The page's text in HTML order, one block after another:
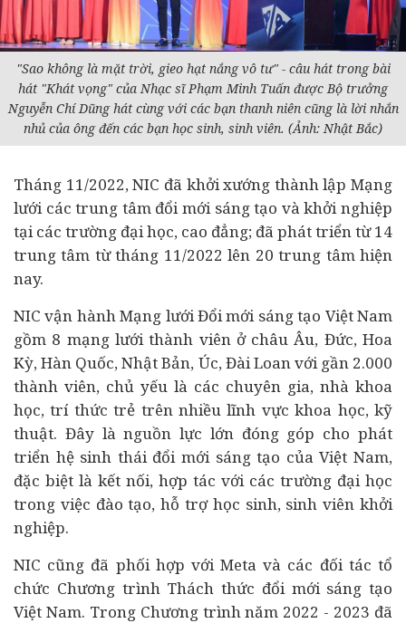
"Sao không là mặt trời, gieo hạt nắng vô tư" - câu hát trong bài
hát "Khát vọng" của Nhạc sĩ Phạm Minh Tuấn được Bộ trưởng
Nguyễn Chí Dũng hát cùng với các bạn thanh niên cũng là lời nhắn
nhủ của ông đến các bạn học sinh, sinh viên. (Ảnh: Nhật Bắc)
Tháng 11/2022, NIC đã khởi xướng thành lập Mạng
lưới các trung tâm đổi mới sáng tạo và khởi nghiệp
tại các trường đại học, cao đẳng; đã phát triển từ 14
trung tâm từ tháng 11/2022 lên 20 trung tâm hiện
nay.
NIC vận hành Mạng lưới Đổi mới sáng tạo Việt Nam
gồm 8 mạng lưới thành viên ở châu Âu, Đức, Hoa
Kỳ, Hàn Quốc, Nhật Bản, Úc, Đài Loan với gần 2.000
thành viên, chủ yếu là các chuyên gia, nhà khoa
học, trí thức trẻ trên nhiều lĩnh vực khoa học, kỹ
thuật. Đây là nguồn lực lớn đóng góp cho phát
triển hệ sinh thái đổi mới sáng tạo của Việt Nam,
đặc biệt là kết nối, hợp tác với các trường đại học
trong việc đào tạo, hỗ trợ học sinh, sinh viên khởi
nghiệp.
NIC cũng đã phối hợp với Meta và các đối tác tổ
chức Chương trình Thách thức đổi mới sáng tạo
Việt Nam. Trong Chương trình năm 2022 - 2023 đã